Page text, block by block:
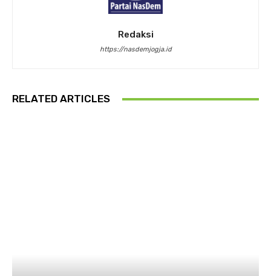
Redaksi
https://nasdemjogja.id
RELATED ARTICLES